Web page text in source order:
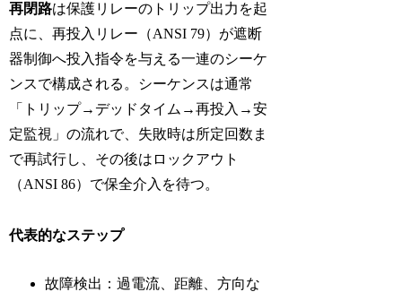
再閉路は保護リレーのトリップ出力を起
点に、再投入リレー（ANSI 79）が遮断
器制御へ投入指令を与える一連のシーケ
ンスで構成される。シーケンスは通常
「トリップ→デッドタイム→再投入→安
定監視」の流れで、失敗時は所定回数ま
で再試行し、その後はロックアウト
（ANSI 86）で保全介入を待つ。
代表的なステップ
故障検出：過電流、距離、方向な